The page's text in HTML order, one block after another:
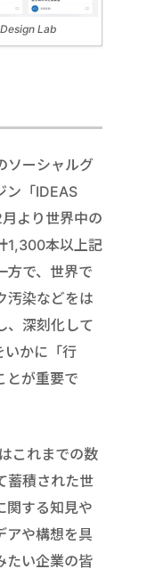
Lab
ソーシャルグ
ン「IDEAS
より世界中の
1,300本以上記
方で、世界で
汚染などをは
、深刻化して
いかに「行
とが重要で
これまでの数
蓄積された世
関する知見や
アや構想を具
たい企業の皆